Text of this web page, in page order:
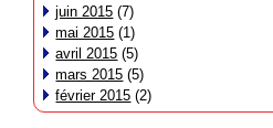
juin 2015 (7)
mai 2015 (1)
avril 2015 (5)
mars 2015 (5)
février 2015 (2)